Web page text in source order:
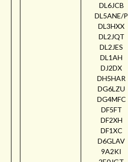
DL6JCB
DL5ANE/P
DL3HXX
DL2JQT
DL2JES
DL1AH
DJ2DX
DH5HAR
DG6LZU
DG4MFC
DF5FT
DF2XH
DF1XC
D6GLAV
9A2KI